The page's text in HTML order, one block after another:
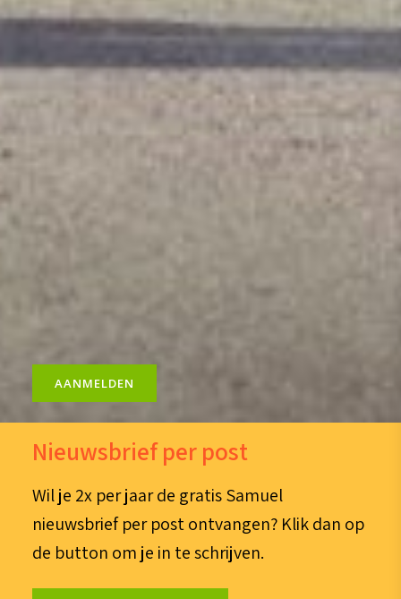
Digitale nieuwsbrief
Wil je regelmatig onze digitale nieuwsbrief in
gratis aan en blijf op de hoogte!
AANMELDEN
Nieuwsbrief per post
Wil je 2x per jaar de gratis Samuel
nieuwsbrief per post ontvangen? Klik dan op
de button om je in te schrijven.